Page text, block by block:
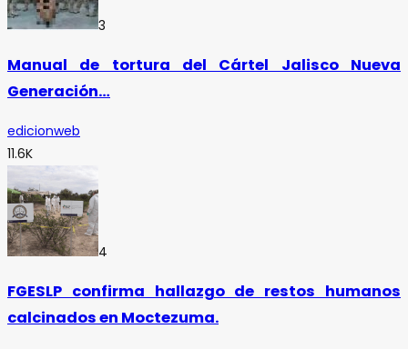
3
Manual de tortura del Cártel Jalisco Nueva
Generación…
edicionweb
11.6K
4
FGESLP confirma hallazgo de restos humanos
calcinados en Moctezuma.